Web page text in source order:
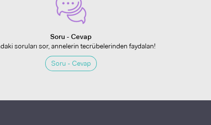
Soru - Cevap
soruları sor, annelerin tecrübelerinden faydalan!
Soru - Cevap